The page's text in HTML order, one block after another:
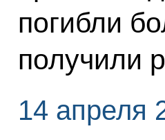
погибли
получили
14 апреля